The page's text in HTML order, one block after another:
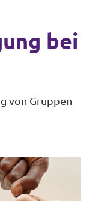
Shop
bei
von Gruppen